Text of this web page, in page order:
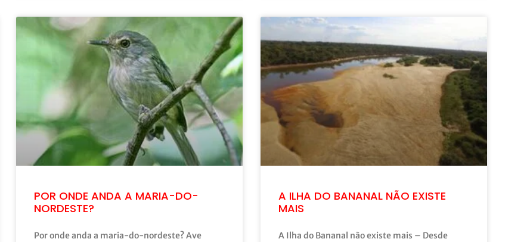
POR ONDE ANDA A MARIA-DO-
NORDESTE?
Por onde anda a maria-do-nordeste? Ave
A ILHA DO BANANAL NÃO EXISTE
MAIS
A Ilha do Bananal não existe mais – Desde